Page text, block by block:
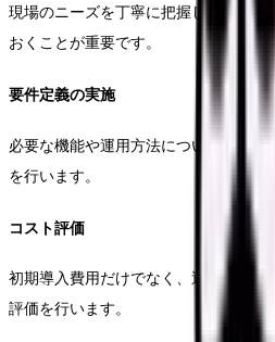
現場のニーズを丁寧に把握し、システ
おくことが重要です。
要件定義の実施
必要な機能や運用方法について、現場
を行います。
コスト評価
初期導入費用だけでなく、運用コスト
評価を行います。